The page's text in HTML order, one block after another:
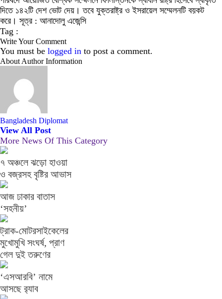
দিতে ১৪২টি দেশ ভোট দেয়। তবে যুক্তরাষ্ট্র ও ইসরায়েল সম্মেলনটি বয়কট
করে। সূত্র : আনাদোলু এজেন্সি
Tag :
Write Your Comment
You must be logged in to post a comment.
About Author Information
Bangladesh Diplomat
View All Post
More News Of This Category
৭ অঞ্চলে ঝড়ো হাওয়া
ও বজ্রসহ বৃষ্টির আভাস
আজ ঢাকার বাতাস
‘সহনীয়’
ট্রাক-মোটরসাইকেলের
মুখোমুখি সংঘর্ষ, প্রাণ
গেল দুই তরুণের
‘এসআরবি’ নামে
আসছে র‌্যাব